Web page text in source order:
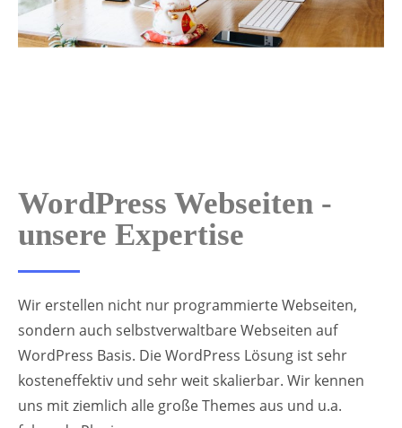
WordPress Webseiten -
unsere Expertise
Wir erstellen nicht nur programmierte Webseiten,
sondern auch selbstverwaltbare Webseiten auf
WordPress Basis. Die WordPress Lösung ist sehr
kosteneffektiv und sehr weit skalierbar. Wir kennen
uns mit ziemlich alle große Themes aus und u.a.